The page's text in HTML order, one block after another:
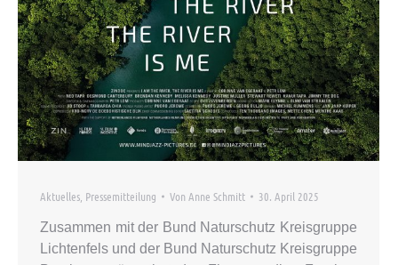
Aktuelles, Pressemitteilung Von Anne Schmitt 30. April 2025
Zusammen mit der Bund Naturschutz Kreisgruppe
Lichtenfels und der Bund Naturschutz Kreisgruppe